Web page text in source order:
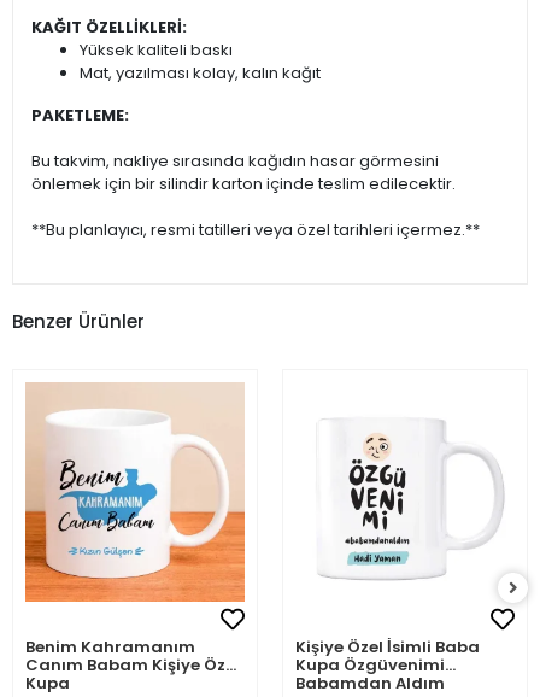
KAĞIT ÖZELLİKLERİ:
Yüksek kaliteli baskı
Mat, yazılması kolay, kalın kağıt
PAKETLEME:
Bu takvim, nakliye sırasında kağıdın hasar görmesini
önlemek için bir silindir karton içinde teslim edilecektir.
**Bu planlayıcı, resmi tatilleri veya özel tarihleri içermez.**
Benzer Ürünler
Benim Kahramanım
Canım Babam Kişiye Özel
Kupa
Kişiye Özel İsimli Baba
Kupa Özgüvenimi
Babamdan Aldım